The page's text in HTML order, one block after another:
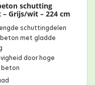
schutting
Grijs/wit – 224 cm
schuttingdelen
beton met gladde
door hoge